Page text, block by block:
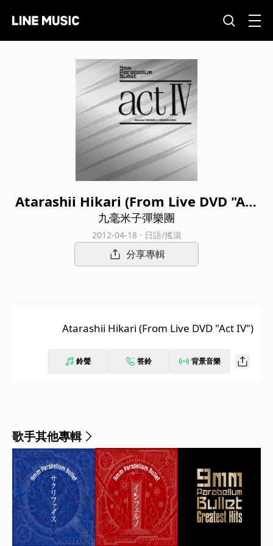
Atarashii Hikari (From Live DVD "Act
IV")
九毫米子彈樂團
2012-04-18 · 日語/搖滾
分享專輯
Atarashii Hikari (From Live DVD "Act IV")
鈴聲 答鈴 背景音樂
歌手其他專輯